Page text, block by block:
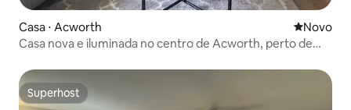
Casa ⋅ Acworth Novo
Novo
Casa nova e iluminada no centro de Acworth, perto de
Superhost
Superhost